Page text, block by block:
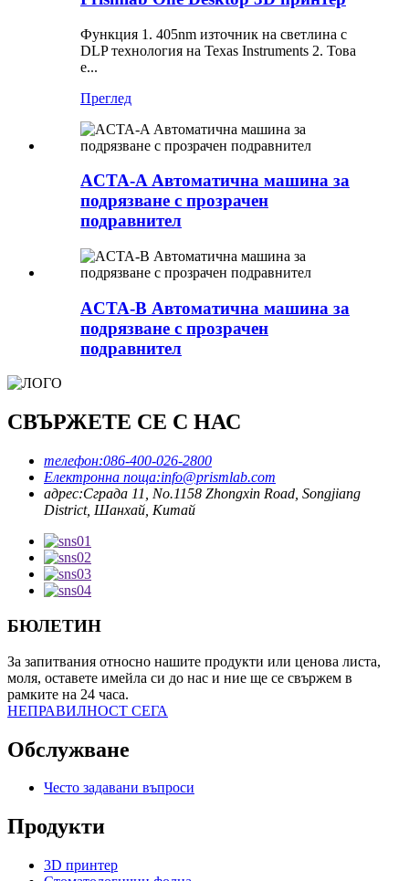
Функция 1. 405nm източник на светлина с
DLP технология на Texas Instruments 2. Това
е...
Преглед
ACTA-A Автоматична машина за
подрязване с прозрачен
подравнител
ACTA-B Автоматична машина за
подрязване с прозрачен
подравнител
СВЪРЖЕТЕ СЕ С НАС
телефон:086-400-026-2800
Електронна поща:info@prismlab.com
адрес:Сграда 11, No.1158 Zhongxin Road, Songjiang
District, Шанхай, Китай
БЮЛЕТИН
За запитвания относно нашите продукти или ценова листа,
моля, оставете имейла си до нас и ние ще се свържем в
рамките на 24 часа.
НЕПРАВИЛНОСТ СЕГА
Обслужване
Често задавани въпроси
Продукти
3D принтер